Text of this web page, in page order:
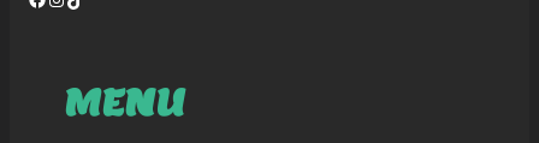
MENU